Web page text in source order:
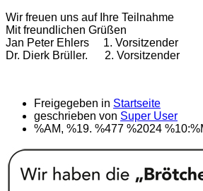
Wir freuen uns auf Ihre Teilnahme
Mit freundlichen Grüßen
Jan Peter Ehlers 1.
Dr. Dierk Brüller. 2. Vorsitzender
Freigegeben in Startseite
geschrieben von Super User
%AM, %19. %477 %2024